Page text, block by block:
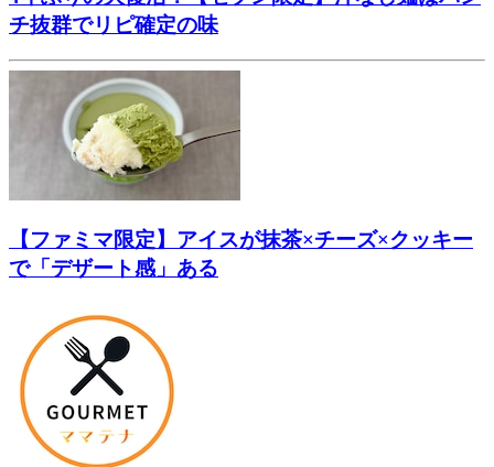
チ抜群でリピ確定の味
【ファミマ限定】アイスが抹茶×チーズ×クッキー
で「デザート感」ある